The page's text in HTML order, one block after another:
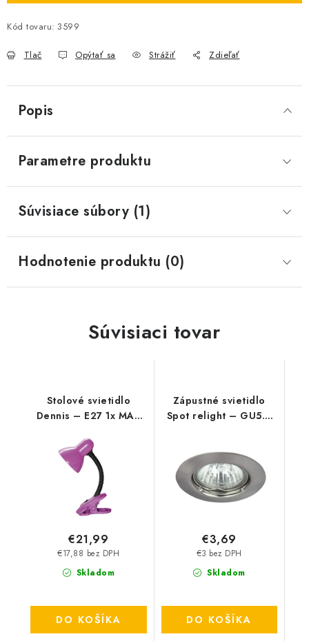
Kód tovaru: 3599
Tlač Opýtať sa Strážiť Zdieľať
Popis
Parametre produktu
Súvisiace súbory (1)
Hodnotenie produktu (0)
Súvisiaci tovar
Stolové svietidlo
Dennis – E27 1x MAX
Skladom
€17,88 bez DPH
€21,99
DO KOŠÍKA
Zápustné svietidlo
Spot relight – GU5.3
Skladom
€3 bez DPH
€3,69
DO KOŠÍKA